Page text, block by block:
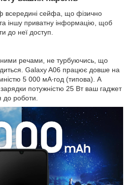
всередині сейфа, що фізично
іншу приватну інформацію, щоб
до неї доступ.
речами, не турбуючись, що
Galaxy A06 працює довше на
5 000 мА∙год (типова). А
потужністю 25 Вт ваш гаджет
до роботи.